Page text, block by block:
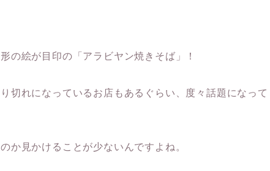
の絵が目印の「アラビヤン焼きそば」！
切れになっているお店もあるぐらい、度々話題になって
か見かけることが少ないんですよね。